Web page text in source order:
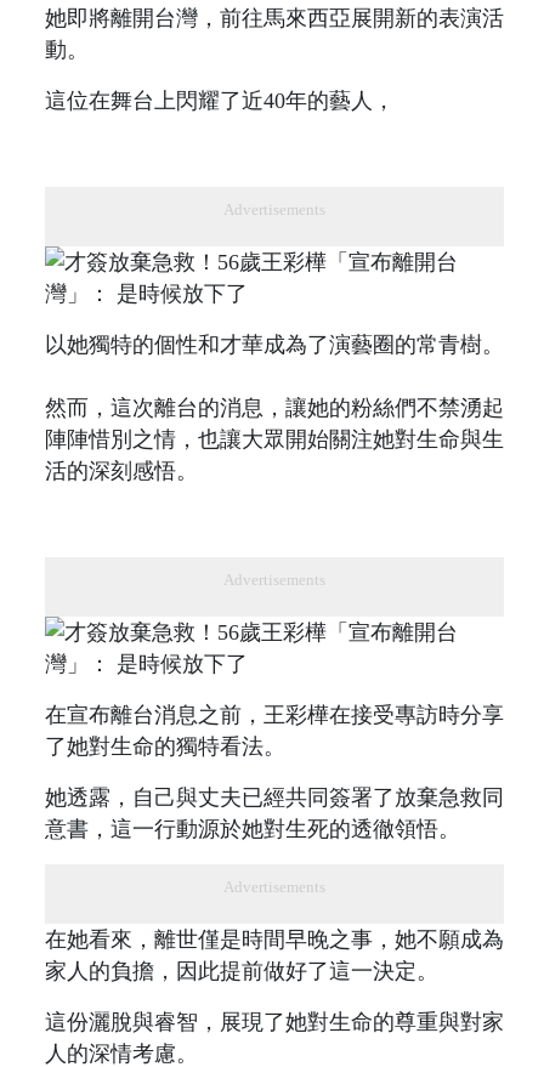
她即將離開台灣，前往馬來西亞展開新的表演活
動。
這位在舞台上閃耀了近40年的藝人，
Advertisements
以她獨特的個性和才華成為了演藝圈的常青樹。
然而，這次離台的消息，讓她的粉絲們不禁湧起
陣陣惜別之情，也讓大眾開始關注她對生命與生
活的深刻感悟。
Advertisements
在宣布離台消息之前，王彩樺在接受專訪時分享
了她對生命的獨特看法。
她透露，自己與丈夫已經共同簽署了放棄急救同
意書，這一行動源於她對生死的透徹領悟。
Advertisements
在她看來，離世僅是時間早晚之事，她不願成為
家人的負擔，因此提前做好了這一決定。
這份灑脫與睿智，展現了她對生命的尊重與對家
人的深情考慮。